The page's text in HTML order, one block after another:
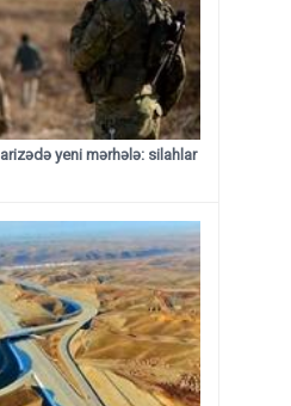
yeni mərhələ: silahlar